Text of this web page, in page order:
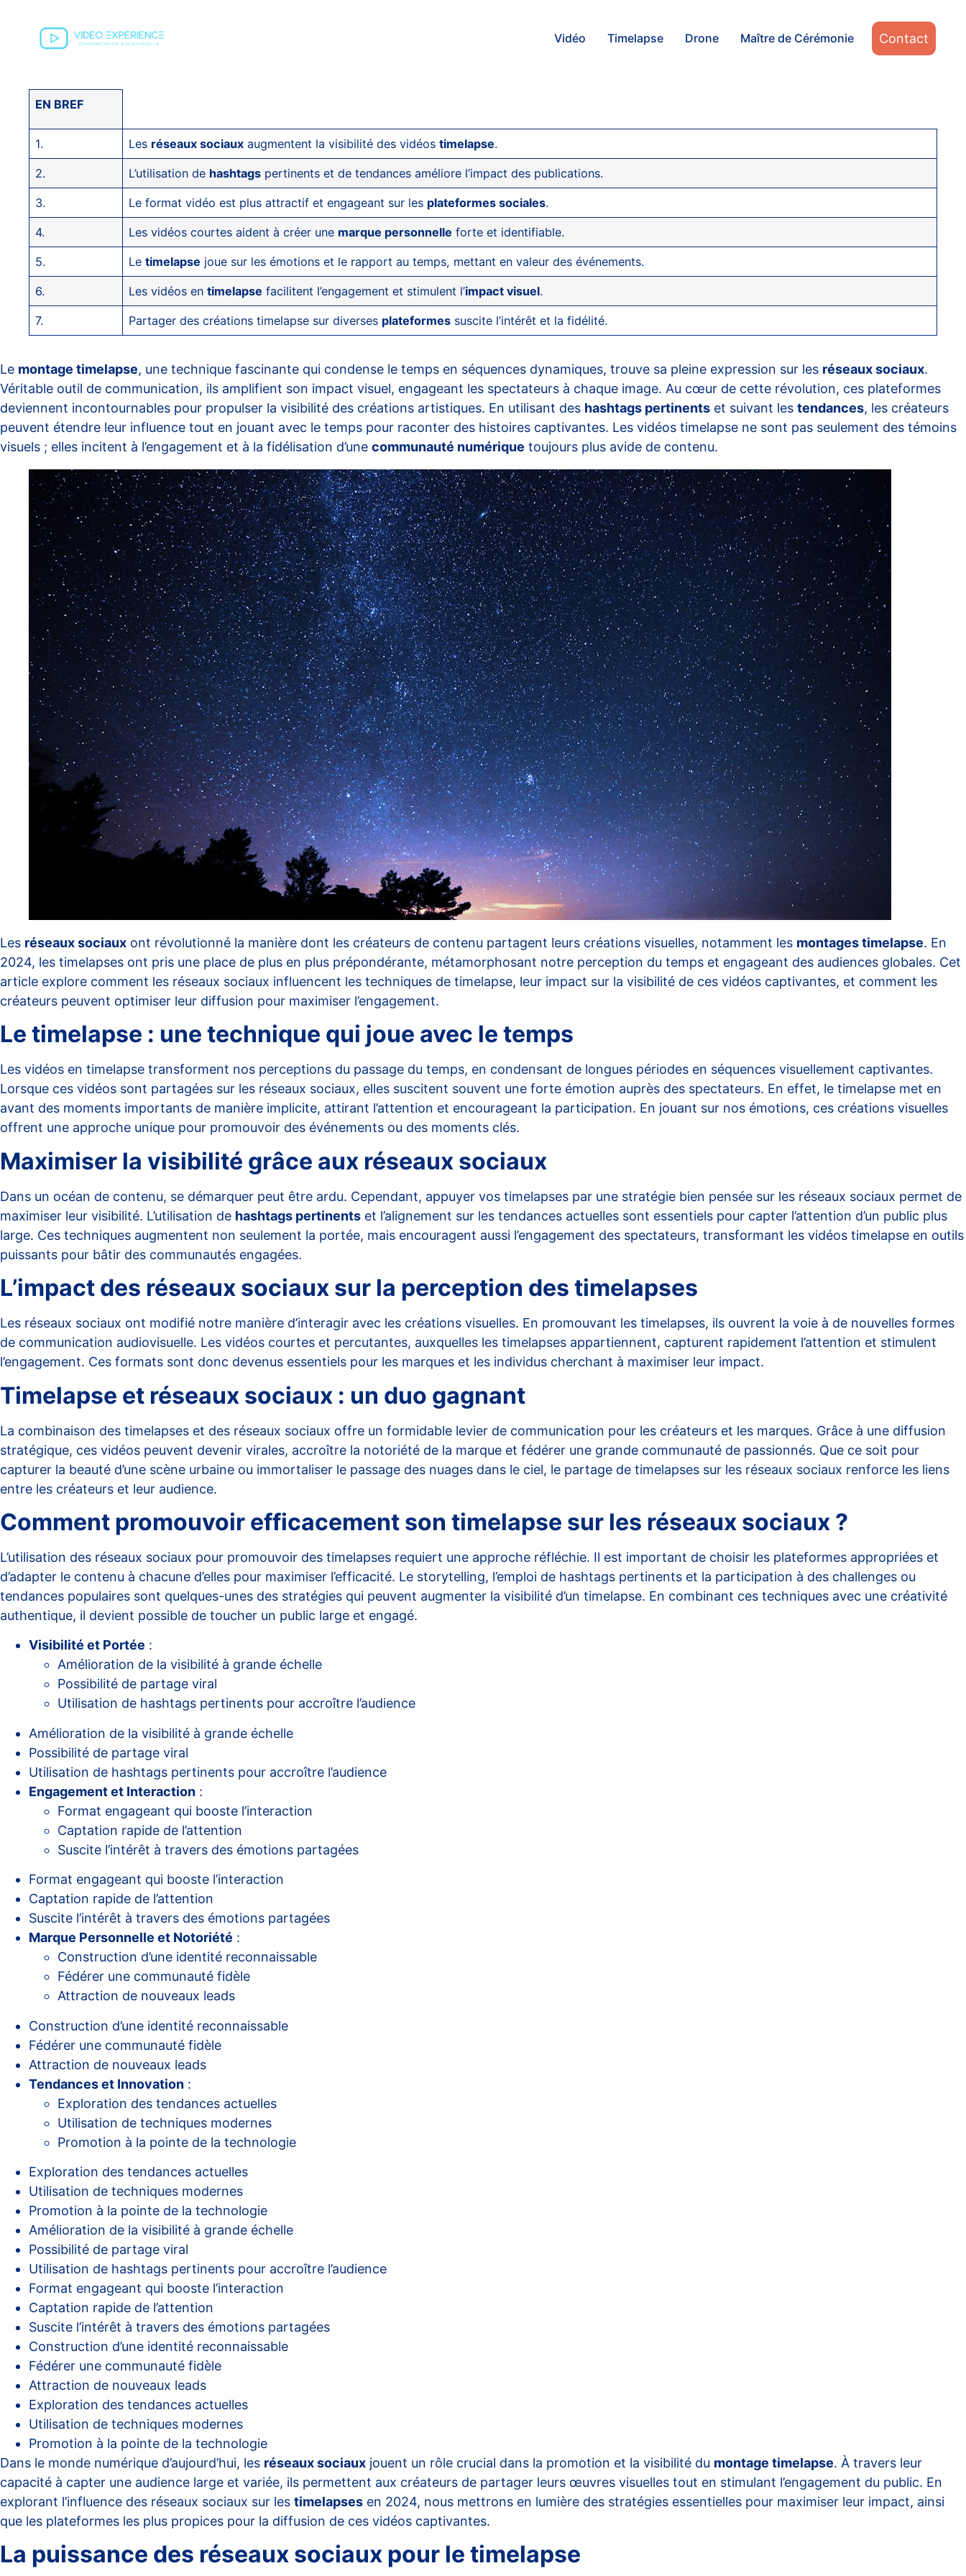
Vidéo Timelapse Drone Maître de Cérémonie Contact
EN BREF
1. Les réseaux sociaux augmentent la visibilité des vidéostimelapse.
2. L’utilisation de hashtags pertinents et de tendances améliore l’impact des publications.
3. Le format vidéo est plus attractif et engageant sur les plateformes sociales.
4. Les vidéos courtes aident à créer une marque personnelle forte et identifiable.
5. Letimelapse joue sur les émotions et le rapport au temps, mettant en valeur des événements.
6. Les vidéos entimelapse facilitent l’engagement et stimulent l’impact visuel.
7. Partager des créations timelapse sur diverses plateformes suscite l’intérêt et la fidélité.
Le montage timelapse, une technique fascinante qui condense le temps en séquences dynamiques, trouve sa pleine expression sur les réseaux sociaux.
Véritable outil de communication, ils amplifient son impact visuel, engageant les spectateurs à chaque image. Au cœur de cette révolution, ces plateformes
deviennent incontournables pour propulser la visibilité des créations artistiques. En utilisant des hashtags pertinents et suivant les tendances, les créateurs
peuvent étendre leur influence tout en jouant avec le temps pour raconter des histoires captivantes. Les vidéos timelapse ne sont pas seulement des témoins
visuels ; elles incitent à l’engagement et à la fidélisation d’une communauté numérique toujours plus avide de contenu.
Les réseaux sociaux ont révolutionné la manière dont les créateurs de contenu partagent leurs créations visuelles, notamment les montages timelapse. En
2024, les timelapses ont pris une place de plus en plus prépondérante, métamorphosant notre perception du temps et engageant des audiences globales. Cet
article explore comment les réseaux sociaux influencent les techniques de timelapse, leur impact sur la visibilité de ces vidéos captivantes, et comment les
créateurs peuvent optimiser leur diffusion pour maximiser l’engagement.
Le timelapse : une technique qui joue avec le temps
Les vidéos en timelapse transforment nos perceptions du passage du temps, en condensant de longues périodes en séquences visuellement captivantes.
Lorsque ces vidéos sont partagées sur les réseaux sociaux, elles suscitent souvent une forte émotion auprès des spectateurs. En effet, le timelapse met en
avant des moments importants de manière implicite, attirant l’attention et encourageant la participation. En jouant sur nos émotions, ces créations visuelles
offrent une approche unique pour promouvoir des événements ou des moments clés.
Maximiser la visibilité grâce aux réseaux sociaux
Dans un océan de contenu, se démarquer peut être ardu. Cependant, appuyer vos timelapses par une stratégie bien pensée sur les réseaux sociaux permet de
maximiser leur visibilité. L’utilisation de hashtags pertinents et l’alignement sur les tendances actuelles sont essentiels pour capter l’attention d’un public plus
large. Ces techniques augmentent non seulement la portée, mais encouragent aussi l’engagement des spectateurs, transformant les vidéos timelapse en outils
puissants pour bâtir des communautés engagées.
L’impact des réseaux sociaux sur la perception des timelapses
Les réseaux sociaux ont modifié notre manière d’interagir avec les créations visuelles. En promouvant les timelapses, ils ouvrent la voie à de nouvelles formes
de communication audiovisuelle. Les vidéos courtes et percutantes, auxquelles les timelapses appartiennent, capturent rapidement l’attention et stimulent
l’engagement. Ces formats sont donc devenus essentiels pour les marques et les individus cherchant à maximiser leur impact.
Timelapse et réseaux sociaux : un duo gagnant
La combinaison des timelapses et des réseaux sociaux offre un formidable levier de communication pour les créateurs et les marques. Grâce à une diffusion
stratégique, ces vidéos peuvent devenir virales, accroître la notoriété de la marque et fédérer une grande communauté de passionnés. Que ce soit pour
capturer la beauté d’une scène urbaine ou immortaliser le passage des nuages dans le ciel, le partage de timelapses sur les réseaux sociaux renforce les liens
entre les créateurs et leur audience.
Comment promouvoir efficacement son timelapse sur les réseaux sociaux ?
L’utilisation des réseaux sociaux pour promouvoir des timelapses requiert une approche réfléchie. Il est important de choisir les plateformes appropriées et
d’adapter le contenu à chacune d’elles pour maximiser l’efficacité. Le storytelling, l’emploi de hashtags pertinents et la participation à des challenges ou
tendances populaires sont quelques-unes des stratégies qui peuvent augmenter la visibilité d’un timelapse. En combinant ces techniques avec une créativité
authentique, il devient possible de toucher un public large et engagé.
Visibilité et Portée :
Amélioration de la visibilité à grande échelle
Possibilité de partage viral
Utilisation de hashtags pertinents pour accroître l’audience
Amélioration de la visibilité à grande échelle
Possibilité de partage viral
Utilisation de hashtags pertinents pour accroître l’audience
Engagement et Interaction :
Format engageant qui booste l’interaction
Captation rapide de l’attention
Suscite l’intérêt à travers des émotions partagées
Format engageant qui booste l’interaction
Captation rapide de l’attention
Suscite l’intérêt à travers des émotions partagées
Marque Personnelle et Notoriété :
Construction d’une identité reconnaissable
Fédérer une communauté fidèle
Attraction de nouveaux leads
Construction d’une identité reconnaissable
Fédérer une communauté fidèle
Attraction de nouveaux leads
Tendances et Innovation :
Exploration des tendances actuelles
Utilisation de techniques modernes
Promotion à la pointe de la technologie
Exploration des tendances actuelles
Utilisation de techniques modernes
Promotion à la pointe de la technologie
Amélioration de la visibilité à grande échelle
Possibilité de partage viral
Utilisation de hashtags pertinents pour accroître l’audience
Format engageant qui booste l’interaction
Captation rapide de l’attention
Suscite l’intérêt à travers des émotions partagées
Construction d’une identité reconnaissable
Fédérer une communauté fidèle
Attraction de nouveaux leads
Exploration des tendances actuelles
Utilisation de techniques modernes
Promotion à la pointe de la technologie
Dans le monde numérique d’aujourd’hui, les réseaux sociaux jouent un rôle crucial dans la promotion et la visibilité du montage timelapse. À travers leur
capacité à capter une audience large et variée, ils permettent aux créateurs de partager leurs œuvres visuelles tout en stimulant l’engagement du public. En
explorant l’influence des réseaux sociaux sur les timelapses en 2024, nous mettrons en lumière des stratégies essentielles pour maximiser leur impact, ainsi
que les plateformes les plus propices pour la diffusion de ces vidéos captivantes.
La puissance des réseaux sociaux pour le timelapse